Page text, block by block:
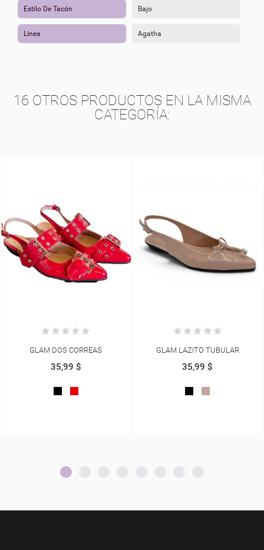
Estilo De Tacón Bajo
Linea Agatha
16 OTROS PRODUCTOS EN LA MISMA
CATEGORÍA:
GLAM LAZITO TUBULAR
35,99 $
GLAM CHANEL CLASICO
35,99 $